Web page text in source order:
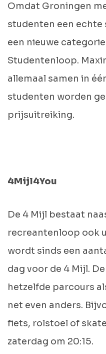
Omdat Groningen
studenten een
een nieuwe
Studentenloop.
allemaal samen in
studenten worden
prijsuitreiking.
4Mijl4You
De 4 Mijl bestaat
recreantenloop ook
wordt sinds een
dag voor de 4 Mijl.
hetzelfde parcours
net even anders.
fiets, rolstoel of
zaterdag om 20:15.